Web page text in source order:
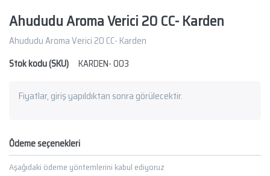
Ahududu Aroma Verici 20 CC- Karden
Ahududu Aroma Verici 20 CC- Karden
Stok kodu (SKU)
KARDEN- 003
Fiyatlar, giriş yapıldıktan sonra görülecektir.
Ödeme seçenekleri
Aşağıdaki ödeme yöntemlerini kabul ediyoruz